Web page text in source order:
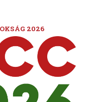
2026